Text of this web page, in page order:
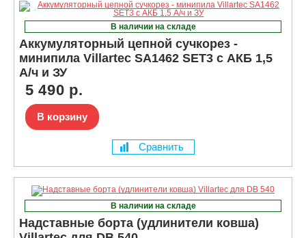
В наличии на складе
Аккумуляторный цепной сучкорез -
минипила Villartec SA1462 SET3 с АКБ 1,5
А/ч и ЗУ
5 490 р.
В корзину
Сравнить
В наличии на складе
Надставные борта (удлинители ковша)